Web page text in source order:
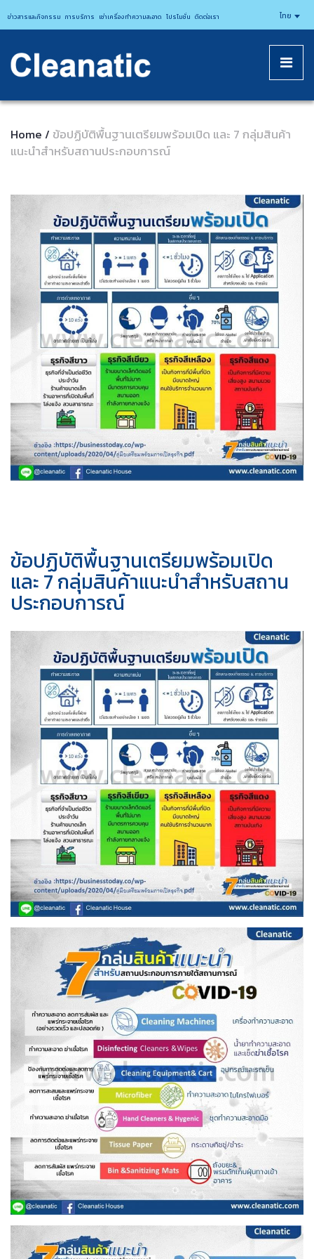
CLEANATICJ
ข่าวสารและกิจกรรม การบริการ เช่าเครื่องทำความสะอาด โปรโมชั่น ติดต่อเรา ไทย
Home / ข้อปฏิบัติพื้นฐานเตรียมพร้อมเปิด และ 7 กลุ่มสินค้า
แนะนำสำหรับสถานประกอบการณ์
ข้อปฏิบัติพื้นฐานเตรียมพร้อมเปิด
และ 7 กลุ่มสินค้าแนะนำสำหรับสถาน
ประกอบการณ์